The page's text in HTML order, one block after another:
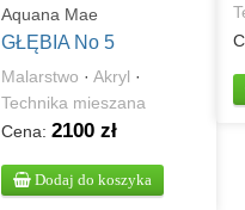
Aquana Mae
GŁĘBIA No 5
Malarstwo · Akryl ·
Technika mieszana
Cena: 2100 zł
Dodaj do koszyka